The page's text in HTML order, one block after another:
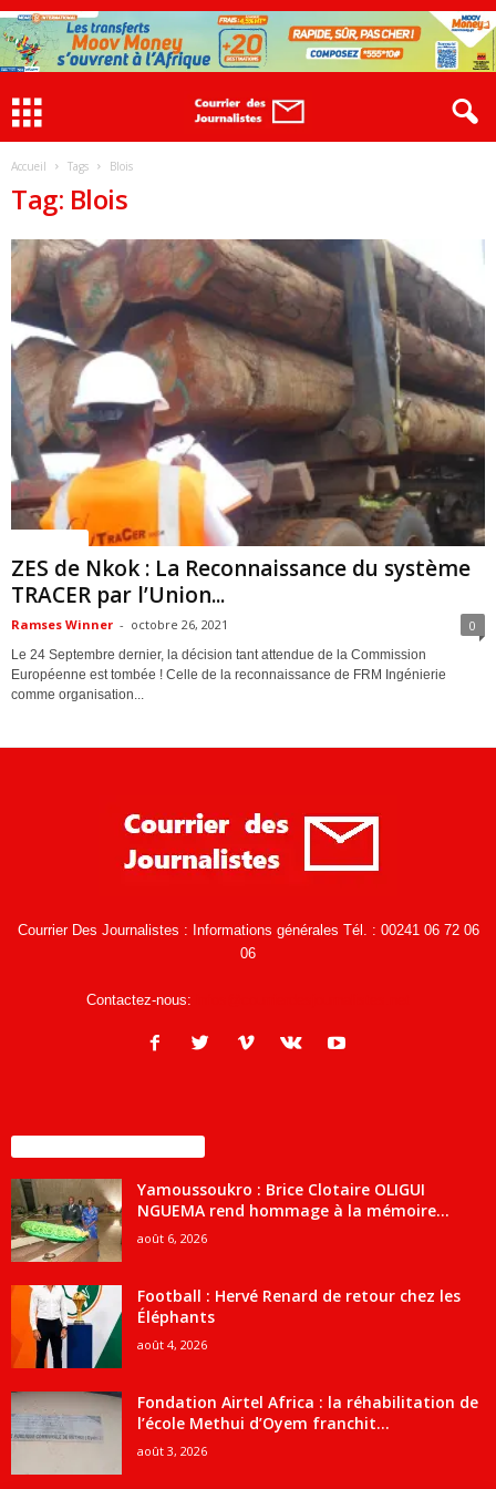
Accueil Tags Blois
Tag: Blois
ZES de Nkok : La Reconnaissance du système
TRACER par l’Union...
Ramses Winner - octobre 26, 2021 0
Le 24 Septembre dernier, la décision tant attendue de la Commission
Européenne est tombée ! Celle de la reconnaissance de FRM Ingénierie
comme organisation...
Courrier Des Journalistes : Informations générales Tél. : 00241 06 72 06
06
Contactez-nous:
Yamoussoukro : Brice Clotaire OLIGUI
NGUEMA rend hommage à la mémoire...
août 6, 2026
Football : Hervé Renard de retour chez les
Éléphants
août 4, 2026
Fondation Airtel Africa : la réhabilitation de
l’école Methui d’Oyem franchit...
août 3, 2026